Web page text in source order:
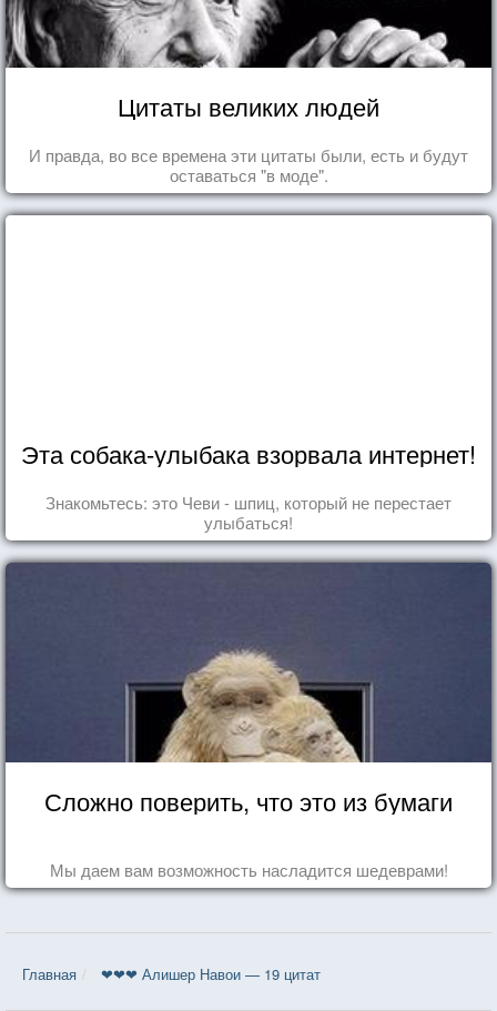
Цитаты великих людей
И правда, во все времена эти цитаты были, есть и будут
оставаться "в моде".
Эта собака-улыбака взорвала интернет!
Знакомьтесь: это Чеви - шпиц, который не перестает
улыбаться!
Сложно поверить, что это из бумаги
Мы даем вам возможность насладится шедеврами!
Главная ❤❤❤ Алишер Навои — 19 цитат